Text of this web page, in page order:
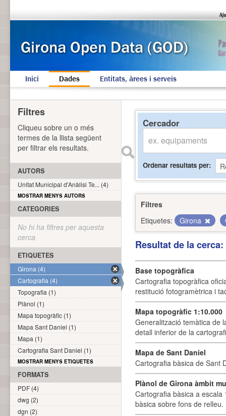
Inici Dades Entitats, àrees i serveis
Cercador
Ordenar resultats per
Filtres
Etiquetes:
Girona
Resultat de la
Base topogràfica
Cartografia topogràfica
restitució fotogramètrica i
Mapa topogràfic 1:10.000
Generalització temàtica de
detall inferior de la
Mapa de Sant Daniel
Cartografia bàsica de Sant
Plànol de Girona àmbit
Cartografia bàsica a
bàsica sobre fons de
Filtres
Cliqueu sobre un o més
termes de la llista següent
per filtrar els resultats.
AUTORS
Unitat Municipal d'Anàlisi Te... (4)
MOSTRAR MENYS AUTORS
CATEGORIES
No hi ha filtres per aquesta
cerca
ETIQUETES
Girona (4)
Cartografia (4)
Topografia (1)
Plànol (1)
Mapa topogràfic (1)
Mapa Sant Daniel (1)
Mapa (1)
Cartografia Sant Daniel (1)
MOSTRAR MENYS ETIQUETES
FORMATS
PDF (4)
dwg (2)
dgn (2)